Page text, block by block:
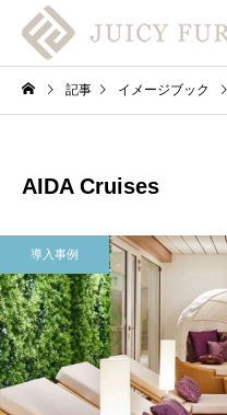
記事 イメージブック
AIDA Cruises
導入事例